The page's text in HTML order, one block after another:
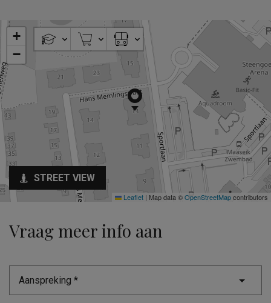
+
−
Leaflet | Map data ©OpenStreetMapcontributors
STREET VIEW
Vraag meer info aan
Aanspreking *